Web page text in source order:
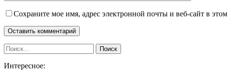
Сохраните мое имя, адрес электронной почты и веб-сайт в
Интересное: